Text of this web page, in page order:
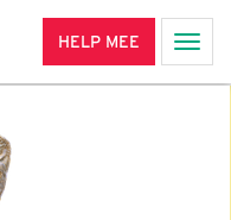
HELP MEE